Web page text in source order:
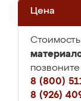
Цена
8 (800)
8 (926)